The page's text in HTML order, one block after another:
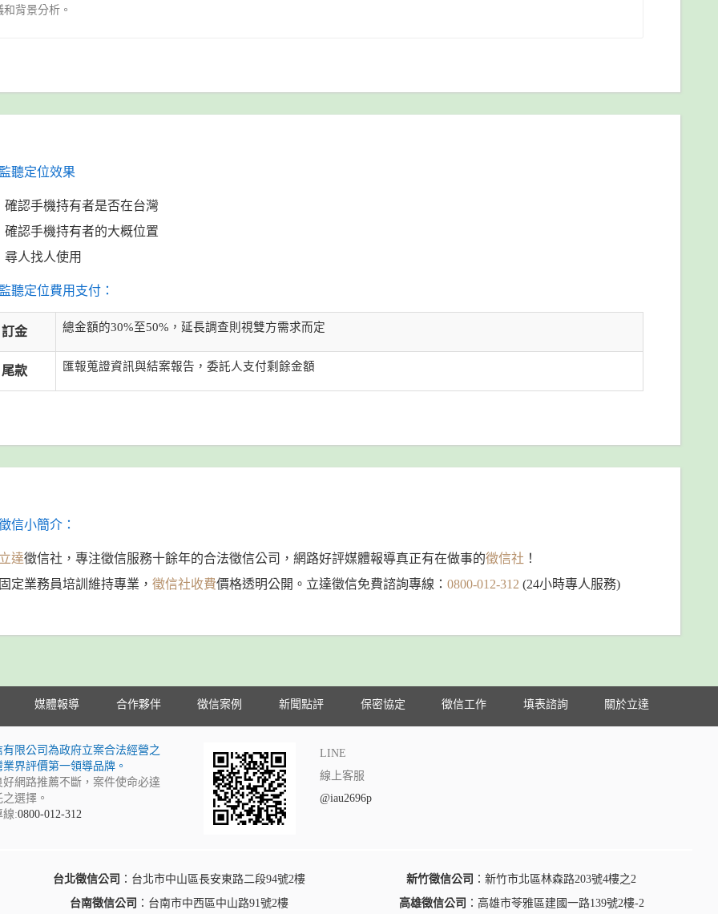
和背景分析。
聽定位效果
確認手機持有者是否在台灣
確認手機持有者的大概位置
尋人找人使用
聽定位費用支付：
訂金 總金額的30%至50%，延長調查則視雙方需求而定
尾款 匯報蒐證資訊與結案報告，委託人支付剩餘金額
信小簡介：
達徵信社，專注徵信服務十餘年的合法徵信公司，網路好評媒體報導真正有在做事的徵信社 ！
定業務員培訓維持專業， 徵信社收費價格透明公開。立達徵信免費諮詢專線： 0800-012-312 (24小時專人服務)
媒體報導 合作夥伴 徵信案例 新聞點評 保密協定 徵信工作 填表諮詢 關於立達
限公司為政府立案合法經營之
界評價第一領導品牌。
網路推薦不斷，案件使命必達
選擇。
線:0800-012-312
LINE
線上客服
@iau2696p
台北徵信公司 ：台北市中山區長安東路二段94號2樓 新竹徵信公司 ：新竹市北區林森路203號4樓之2
台南徵信公司 ：台南市中西區中山路91號2樓 高雄徵信公司 ：高雄市苓雅區建國一路139號2樓-2